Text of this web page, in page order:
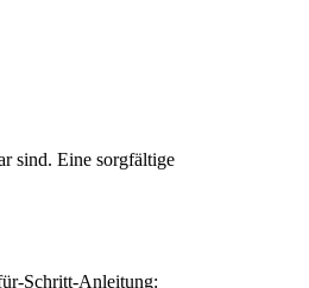
sind. Eine sorgfältige
Schritt-Anleitung: